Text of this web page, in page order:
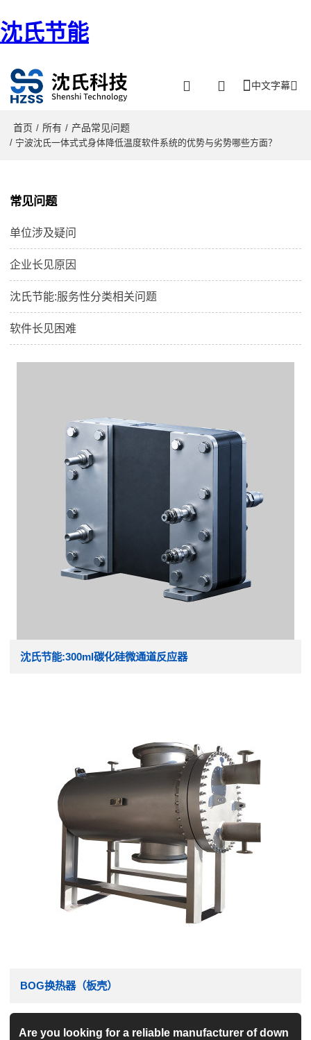
沈氏节能
中文字幕
首页 / 所有 / 产品常见问题
/ 宁波沈氏一体式式身体降低温度软件系统的优势与劣势哪些方面？
常见问题
单位涉及疑问
企业长见原因
沈氏节能:服务性分类相关问题
软件长见困难
沈氏节能:300ml碳化硅微通道反应器
BOG换热器（板壳）
Are you looking for a reliable manufacturer of down